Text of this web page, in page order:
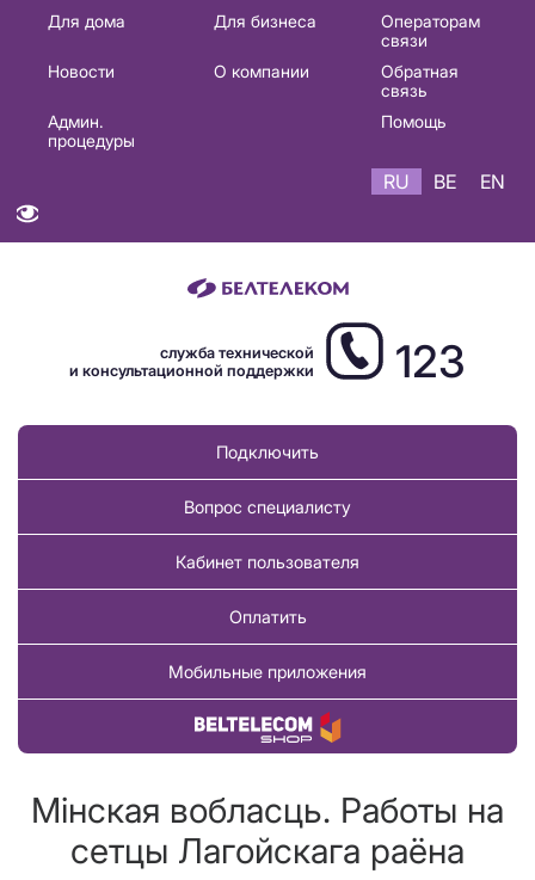
Основная
навигация
Для дома Для бизнеса
Операторам
связи
Новости
О компании
Обратная
связь
Админ.
процедуры
Помощь
RU BE EN
служба технической
и консультационной поддержки
123
Подключить
Вопрос специалисту
Кабинет пользователя
Оплатить
Мобильные приложения
Купить товар
Мінская вобласць. Работы на
сетцы Лагойскага раёна